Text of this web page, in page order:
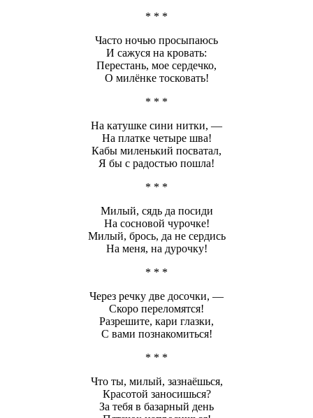
* * *
Часто ночью просыпаюсь
И сажуся на кровать:
Перестань, мое сердечко,
О милёнке тосковать!
* * *
На катушке сини нитки, —
На платке четыре шва!
Кабы миленький посватал,
Я бы с радостью пошла!
* * *
Милый, сядь да посиди
На сосновой чурочке!
Милый, брось, да не сердись
На меня, на дурочку!
* * *
Через речку две досочки, —
Скоро переломятся!
Разрешите, кари глазки,
С вами познакомиться!
* * *
Что ты, милый, зазнаёшься,
Красотой заносишься?
За тебя в базарный день